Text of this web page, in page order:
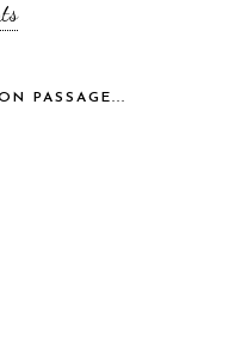
PASSAGE...